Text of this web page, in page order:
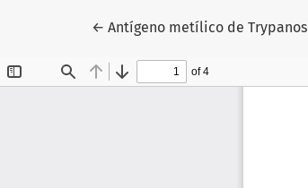
← Voltar aos Detalhes do Artigo
Antígeno metílico de